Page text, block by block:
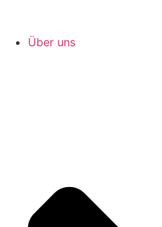
Über uns